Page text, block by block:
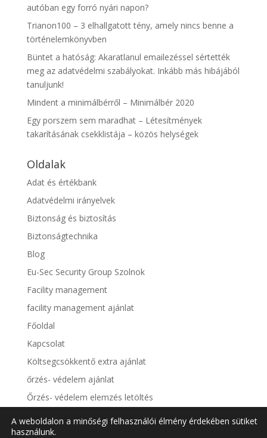
autóban egy forró nyári napon?
Trianon100 – 3 elhallgatott tény, amely nincs benne a
történelemkönyvben
Büntet a hatóság: Akaratlanul emailezéssel sértették
meg az adatvédelmi szabályokat. Inkább más hibájából
tanuljunk!
Mindent a minimálbérről – Minimálbér 2020
Egy porszem sem maradhat – Létesítmények
takarításának csekklistája – közös helységek
Oldalak
Adat és értékbank
Adatvédelmi irányelvek
Biztonság és biztosítás
Biztonságtechnika
Blog
Eu-Sec Security Group Szolnok
Facility management
facility management ajánlat
Főoldal
Kapcsolat
Költsegcsökkentő extra ajánlat
őrzés- védelem ajánlat
Őrzés- védelem elemzés letöltés
Őrzés-védelem
Tűzvédelem
A weboldalon a minőségi felhasználói élmény érdekében sütiket
használunk.